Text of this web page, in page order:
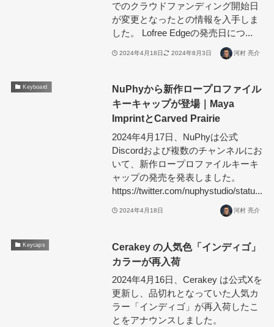
でのクラウドファンディング開始日
が変更となったとの情報を入手しま
した。 Lofree Edgeの発売日につ...
2024年4月18日 2024年8月3日 河村 亮介
Keyboard
NuPhyから新作ロープロファイル
キーキャップが登場｜Maya
ImprintとCarved Prairie
2024年4月17日、NuPhyは公式
Discordおよび複数のチャンネルにお
いて、新作ロープロファイルキーキ
ャップの発売を発表しました。
https://twitter.com/nuphystudio/statu...
2024年4月18日 河村 亮介
Keycaps
Cerakey の人気色「インディゴ」
カラーが再入荷
2024年4月16日、Cerakey は公式Xを
更新し、品切れとなっていた人気カ
ラー「インディゴ」が再入荷したこ
とをアナウンスしました。